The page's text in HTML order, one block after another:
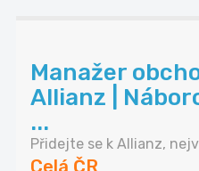
Manažer
Allianz |
...
Přidejte se k Allianz,